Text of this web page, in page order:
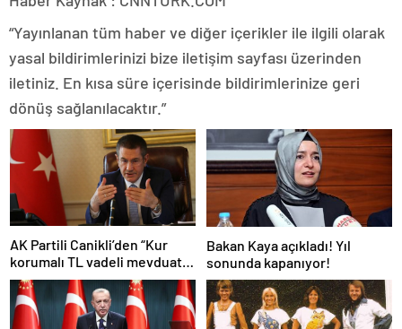
“Yayınlanan tüm haber ve diğer içerikler ile ilgili olarak
yasal bildirimlerinizi bize iletişim sayfası üzerinden
iletiniz. En kısa süre içerisinde bildirimlerinize geri
dönüş sağlanılacaktır.”
AK Partili Canikli’den “Kur
korumalı TL vadeli mevduat
sistemi” açıklaması!
Bakan Kaya açıkladı! Yıl
sonunda kapanıyor!